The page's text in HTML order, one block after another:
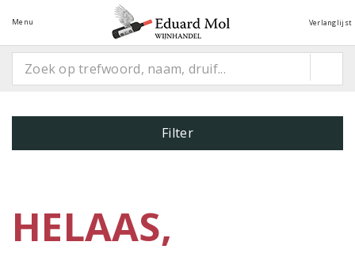
Menu Verlanglijst
Filter
HELAAS,